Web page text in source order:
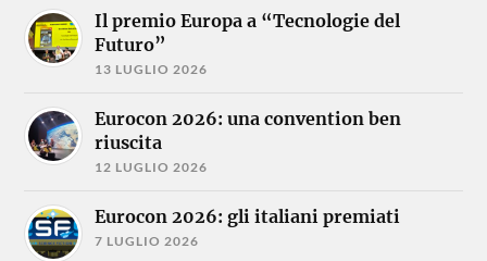
Il premio Europa a “Tecnologie del
Futuro”
13 LUGLIO 2026
Eurocon 2026: una convention ben
riuscita
12 LUGLIO 2026
Eurocon 2026: gli italiani premiati
7 LUGLIO 2026